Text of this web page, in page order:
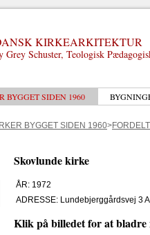
KIRKEARKITEKTUR
Grey Schuster, Teologisk
BYGGET SIDEN 1960
BYGGET SIDEN 1960>
Skovlunde kirke
ÅR: 1972
ADRESSE: Lundebjerggårdsvej 3
Klik på billedet for at bladre